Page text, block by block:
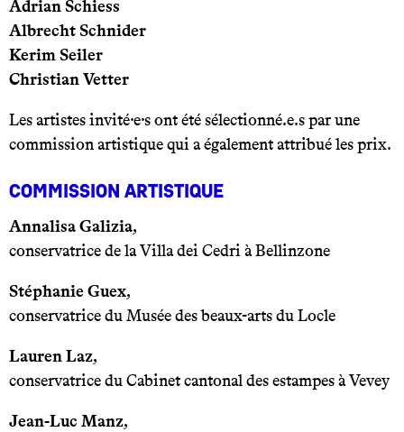
Adrian Schiess
Albrecht Schnider
Kerim Seiler
Christian Vetter
Les artistes invité·e·s ont été sélectionné.e.s par une
commission artistique qui a également attribué les prix.
Commission artistique
Annalisa Galizia,
conservatrice de la Villa dei Cedri à Bellinzone
Stéphanie Guex,
conservatrice du Musée des beaux-arts du Locle
Lauren Laz,
conservatrice du Cabinet cantonal des estampes à Vevey
Jean-Luc Manz,